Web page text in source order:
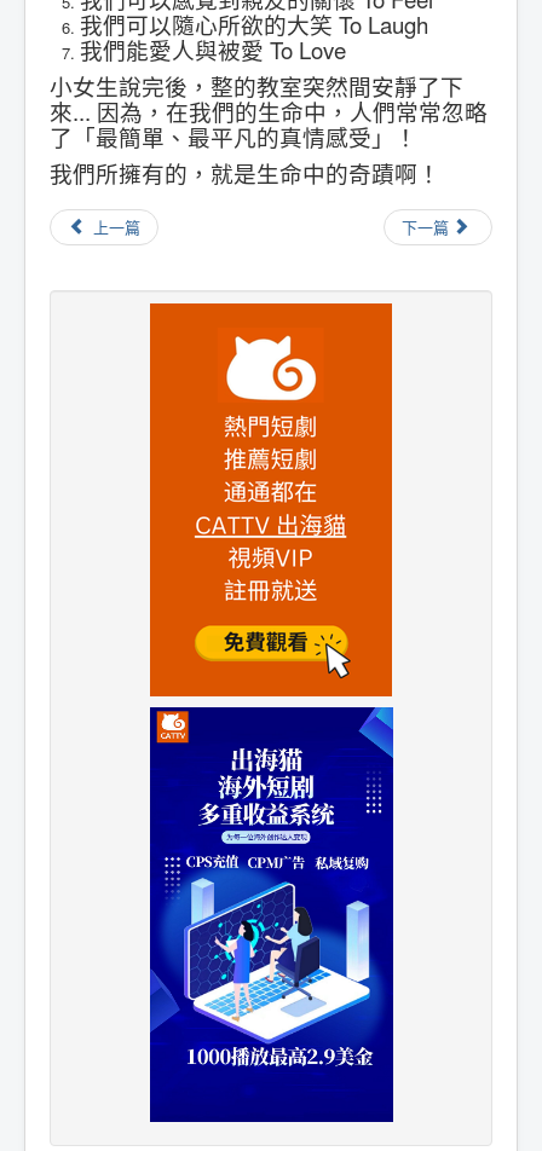
我們可以隨心所欲的大笑 To Laugh
我們能愛人與被愛 To Love
小女生說完後，整的教室突然間安靜了下
來... 因為，在我們的生命中，人們常常忽略
了「最簡單、最平凡的真情感受」！
我們所擁有的，就是生命中的奇蹟啊！
上一篇 下一篇